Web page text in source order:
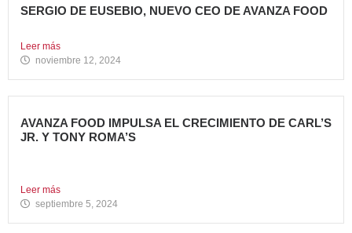
SERGIO DE EUSEBIO, NUEVO CEO DE AVANZA FOOD
Leer más
noviembre 12, 2024
AVANZA FOOD IMPULSA EL CRECIMIENTO DE CARL’S
JR. Y TONY ROMA’S
Leer más
septiembre 5, 2024